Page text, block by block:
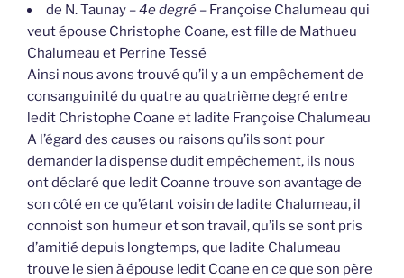
de N. Taunay –4e degré – Françoise Chalumeau qui
veut épouse Christophe Coane, est fille de Mathueu
Chalumeau et Perrine Tessé
Ainsi nous avons trouvé qu’il y a un empêchement de
consanguinité du quatre au quatrième degré entre
ledit Christophe Coane et ladite Françoise Chalumeau
A l’égard des causes ou raisons qu’ils sont pour
demander la dispense dudit empêchement, ils nous
ont déclaré que ledit Coanne trouve son avantage de
son côté en ce qu’étant voisin de ladite Chalumeau, il
connoist son humeur et son travail, qu’ils se sont pris
d’amitié depuis longtemps, que ladite Chalumeau
trouve le sien à épouse ledit Coane en ce que son père